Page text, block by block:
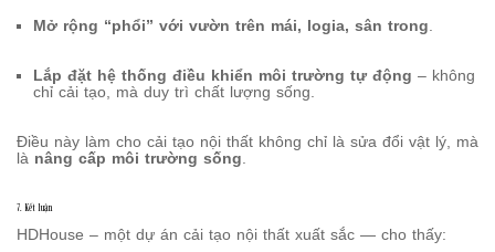
Mở rộng “phổi” với vườn trên mái, logia, sân trong
Lắp đặt hệ thống điều khiển môi trường tự động – không
chỉ cải tạo, mà duy trì chất lượng sống.
Điều này làm cho cải tạo nội thất không chỉ là sửa đổi vật lý, mà
là nâng cấp môi trường sống
7. Kết luận
HDHouse – một dự án cải tạo nội thất xuất sắc — cho thấy: